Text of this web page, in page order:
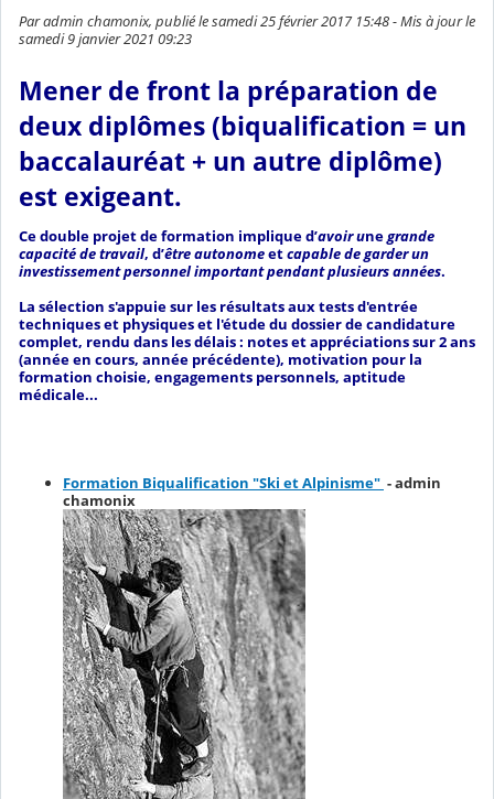
Par admin chamonix, publié le samedi 25 février 2017 15:48 - Mis à jour le
samedi 9 janvier 2021 09:23
Mener de front la préparation de
deux diplômes (biqualification = un
baccalauréat + un autre diplôme)
est exigeant.
Ce double projet de formation implique d’avoir unegrande
capacité de travail, d’être autonomeetcapable de garder un
investissement personnel important pendant plusieurs années.
La sélection s'appuie sur les résultats aux tests d'entrée
techniques et physiques et l'étude du dossier de candidature
complet, rendu dans les délais : notes et appréciations sur 2 ans
(année en cours, année précédente), motivation pour la
formation choisie, engagements personnels, aptitude
médicale...
Formation Biqualification "Ski et Alpinisme" - admin
chamonix